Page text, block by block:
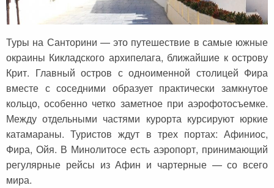
Тунис
Сейшельские острова
Закопане
Амстердам
Копенгаген
Фарерские острова
Тироль
Закрытые страны
Черногория
Чехия
Шри-Ланка
Туры на Санторини — это путешествие в самые южные
окраины Кикладского архипелага, ближайшие к острову
Крит. Главный остров с одноименной столицей Фира
вместе с соседними образует практически замкнутое
кольцо, особенно четко заметное при аэрофотосъемке.
Между отдельными частями курорта курсируют юркие
катамараны. Туристов ждут в трех портах: Афиниос,
Фира, Ойя. В Минолитосе есть аэропорт, принимающий
регулярные рейсы из Афин и чартерные — со всего
мира.